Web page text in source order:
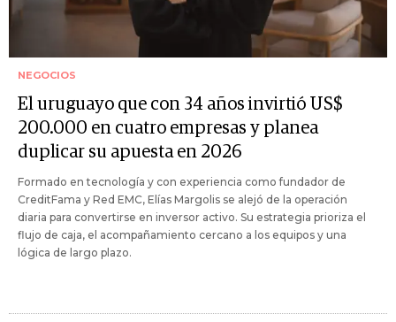
NEGOCIOS
El uruguayo que con 34 años invirtió US$
200.000 en cuatro empresas y planea
duplicar su apuesta en 2026
Formado en tecnología y con experiencia como fundador de
CreditFama y Red EMC, Elías Margolis se alejó de la operación
diaria para convertirse en inversor activo. Su estrategia prioriza el
flujo de caja, el acompañamiento cercano a los equipos y una
lógica de largo plazo.